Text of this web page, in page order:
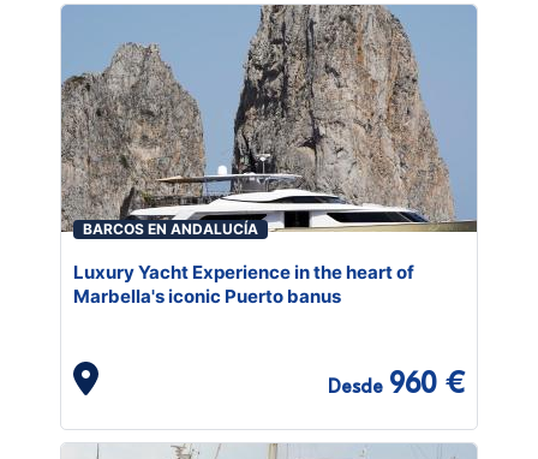
BARCOS EN ANDALUCÍA
Luxury Yacht Experience in the heart of
Marbella's iconic Puerto banus
Desde 960 €